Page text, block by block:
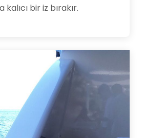
kalıcı bir iz bırakır.